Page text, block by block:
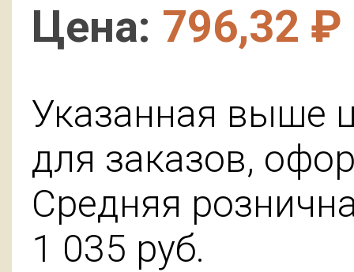
Цена: 796,32 ₽
Указанная выше
для заказов,
Средняя
1 035 руб.